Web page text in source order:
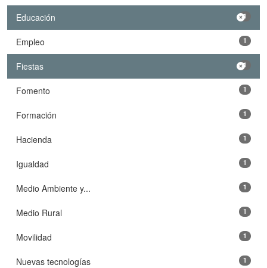
Educación 1
Empleo 1
Fiestas 1
Fomento 1
Formación 1
Hacienda 1
Igualdad 1
Medio Ambiente y... 1
Medio Rural 1
Movilidad 1
Nuevas tecnologías 1